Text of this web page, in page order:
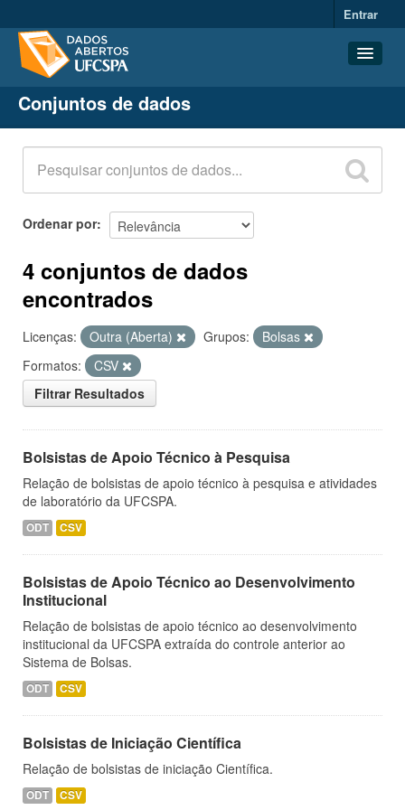
Entrar
Conjuntos de dados
Organizações
Grupos
Sobre
Conjuntos de dados
Ordenar por
4 conjuntos de dados
encontrados
Licenças: Outra (Aberta) Grupos:
Bolsas
Formatos:
CSV
Filtrar Resultados
Bolsistas de Apoio Técnico à Pesquisa
Relação de bolsistas de apoio técnico à pesquisa e atividades
de laboratório da UFCSPA.
ODT CSV
Bolsistas de Apoio Técnico ao Desenvolvimento
Institucional
Relação de bolsistas de apoio técnico ao desenvolvimento
institucional da UFCSPA extraída do controle anterior ao
Sistema de Bolsas.
ODT CSV
Bolsistas de Iniciação Científica
Relação de bolsistas de iniciação Científica.
ODT CSV